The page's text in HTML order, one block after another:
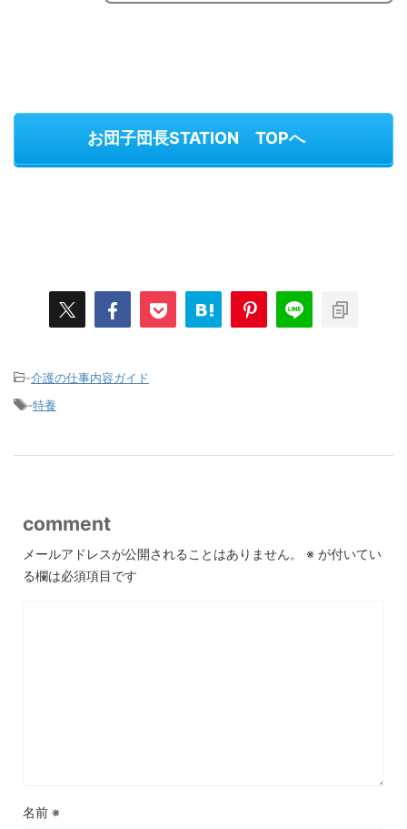
お団子団長STATION TOPへ
-介護の仕事内容ガイド
-特養
comment
メールアドレスが公開されることはありません。 ※ が付いてい
る欄は必須項目です
名前 ※